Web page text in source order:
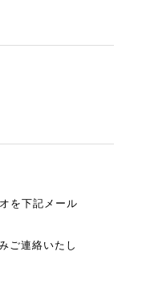
を下記メール
ご連絡いたし